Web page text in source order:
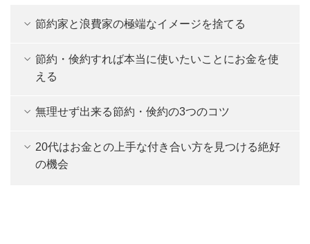
節約家と浪費家の極端なイメージを捨てる
節約・倹約すれば本当に使いたいことにお金を使
える
無理せず出来る節約・倹約の3つのコツ
20代はお金との上手な付き合い方を見つける絶好
の機会